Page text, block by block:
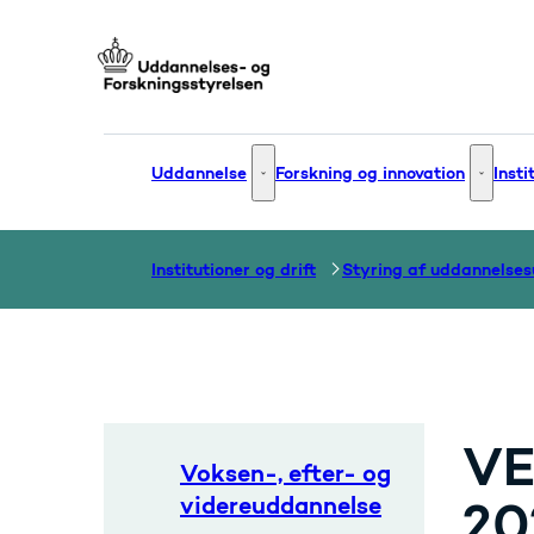
Uddannelse Uddannelse - Flere links
Forskning og innovation
Institutioner og drift
Voksen-, efter- og
videreuddannelse